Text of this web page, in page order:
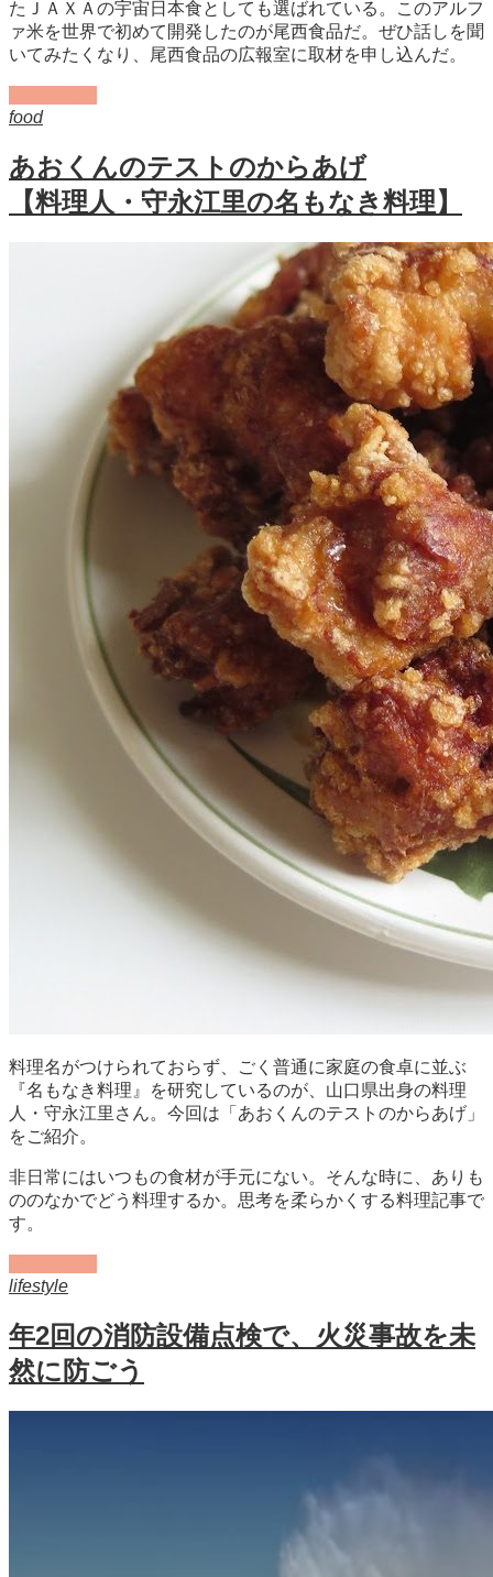
たＪＡＸＡの宇宙日本食としても選ばれている。このアルフ
ァ米を世界で初めて開発したのが尾西食品だ。ぜひ話しを聞
いてみたくなり、尾西食品の広報室に取材を申し込んだ。
food
あおくんのテストのからあげ
【料理人・守永江里の名もなき料理】
料理名がつけられておらず、ごく普通に家庭の食卓に並ぶ
『名もなき料理』を研究しているのが、山口県出身の料理
人・守永江里さん。今回は「あおくんのテストのからあげ」
をご紹介。
非日常にはいつもの食材が手元にない。そんな時に、ありも
ののなかでどう料理するか。思考を柔らかくする料理記事で
す。
lifestyle
年2回の消防設備点検で、火災事故を未
然に防ごう